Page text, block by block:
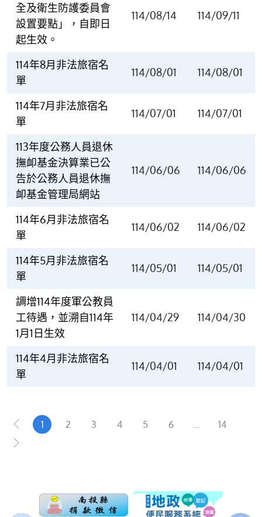
全及衛生防護委員會
設置要點」，自即日
起生效。
114/08/14 114/09/11
114年8月非法旅宿名
單
114/08/01 114/08/01
114年7月非法旅宿名
單
114/07/01 114/07/01
113年度公務人員退休
撫卹基金決算業已公
告於公務人員退休撫
卹基金管理局網站
114/06/06 114/06/06
114年6月非法旅宿名
單
114/06/02 114/06/02
114年5月非法旅宿名
單
114/05/01 114/05/01
調增114年度軍公教員
工待遇，並溯自114年
1月1日生效
114/04/29 114/04/30
114年4月非法旅宿名
單
114/04/01 114/04/01
1 2 3 4 5 6 14